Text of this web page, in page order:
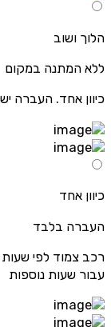
הלוך ושוב
ללא המתנה במקום
כיוון אחד. העברה
כיוון אחד
העברה בלבד
רכב צמוד לפי
עבור שעות נוספות